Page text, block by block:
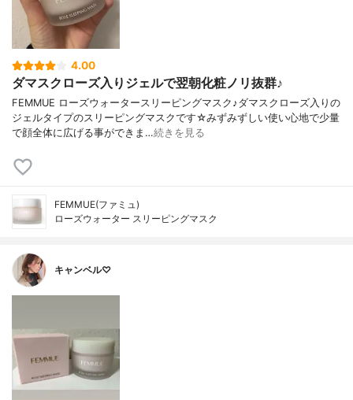
4.00
ダマスクローズ入りジェルで翌朝化粧ノリ抜群♪
FEMMUE ローズウォータースリーピングマスク♪ダマスクローズ入りの
ジェルタイプのスリーピングマスクです☆みずみずしい使い心地で少量
で顔全体に広げる事ができま…続きを見る
FEMMUE(ファミュ)
ローズウォーター スリーピングマスク
キャンベル♡